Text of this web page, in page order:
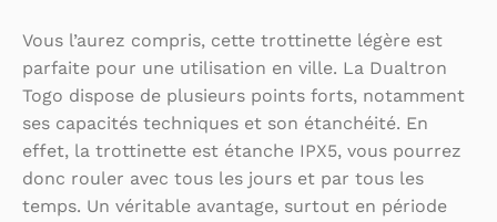
Vous l’aurez compris, cette trottinette légère est
parfaite pour une utilisation en ville. La Dualtron
Togo dispose de plusieurs points forts, notamment
ses capacités techniques et son étanchéité. En
effet, la trottinette est étanche IPX5, vous pourrez
donc rouler avec tous les jours et par tous les
temps. Un véritable avantage, surtout en période